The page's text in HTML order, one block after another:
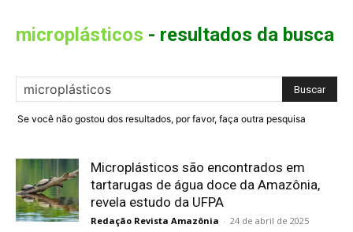
microplásticos - resultados da busca
Se você não gostou dos resultados, por favor, faça outra pesquisa
Microplásticos são encontrados em
tartarugas de água doce da Amazônia,
revela estudo da UFPA
Redação Revista Amazônia - 24 de abril de 2025